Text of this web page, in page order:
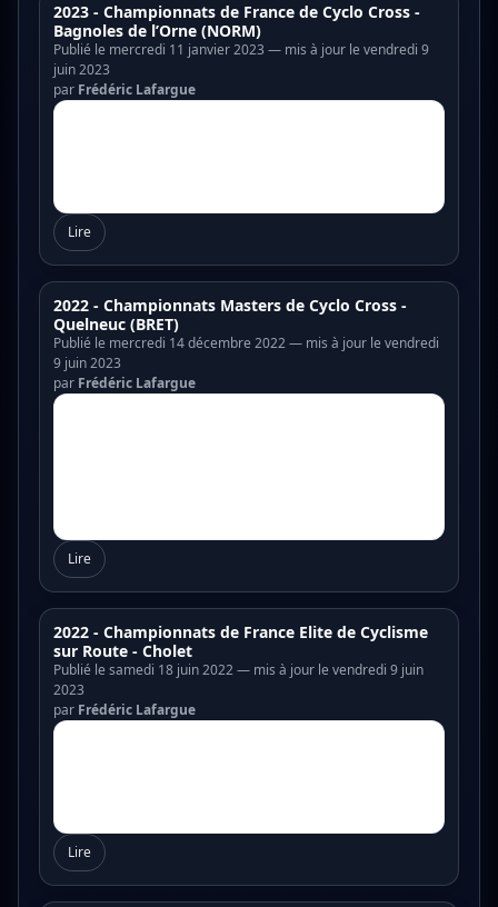
2023 - Championnats de France de Cyclo Cross -
Bagnoles de l’Orne (NORM)
Publié le mercredi 11 janvier 2023 — mis à jour le vendredi 9
juin 2023
par Frédéric Lafargue
Lire
2022 - Championnats Masters de Cyclo Cross -
Quelneuc (BRET)
Publié le mercredi 14 décembre 2022 — mis à jour le vendredi
9 juin 2023
par Frédéric Lafargue
Lire
2022 - Championnats de France Elite de Cyclisme
sur Route - Cholet
Publié le samedi 18 juin 2022 — mis à jour le vendredi 9 juin
2023
par Frédéric Lafargue
Lire